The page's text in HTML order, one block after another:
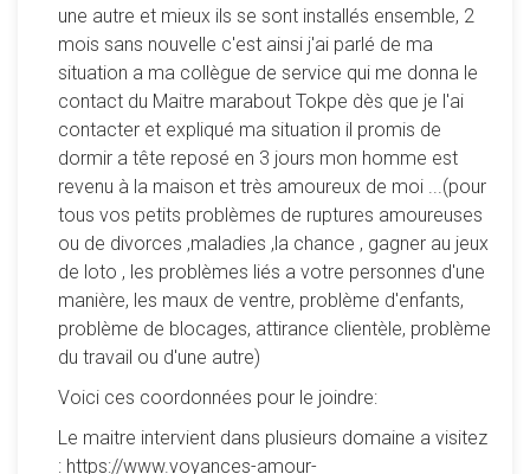
une autre et mieux ils se sont installés ensemble, 2
mois sans nouvelle c'est ainsi j'ai parlé de ma
situation a ma collègue de service qui me donna le
contact du Maitre marabout Tokpe dès que je l'ai
contacter et expliqué ma situation il promis de
dormir a tête reposé en 3 jours mon homme est
revenu à la maison et très amoureux de moi ...(pour
tous vos petits problèmes de ruptures amoureuses
ou de divorces ,maladies ,la chance , gagner au jeux
de loto , les problèmes liés a votre personnes d'une
manière, les maux de ventre, problème d'enfants,
problème de blocages, attirance clientèle, problème
du travail ou d'une autre)
Voici ces coordonnées pour le joindre:
Le maitre intervient dans plusieurs domaine a visitez
: https://www.voyances-amour-